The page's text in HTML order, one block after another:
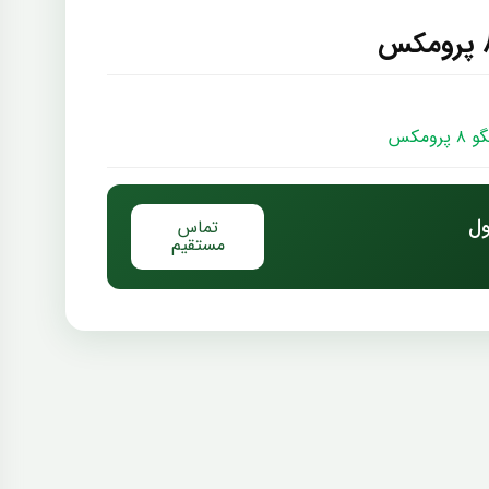
پرومکس
تماس
مستقیم